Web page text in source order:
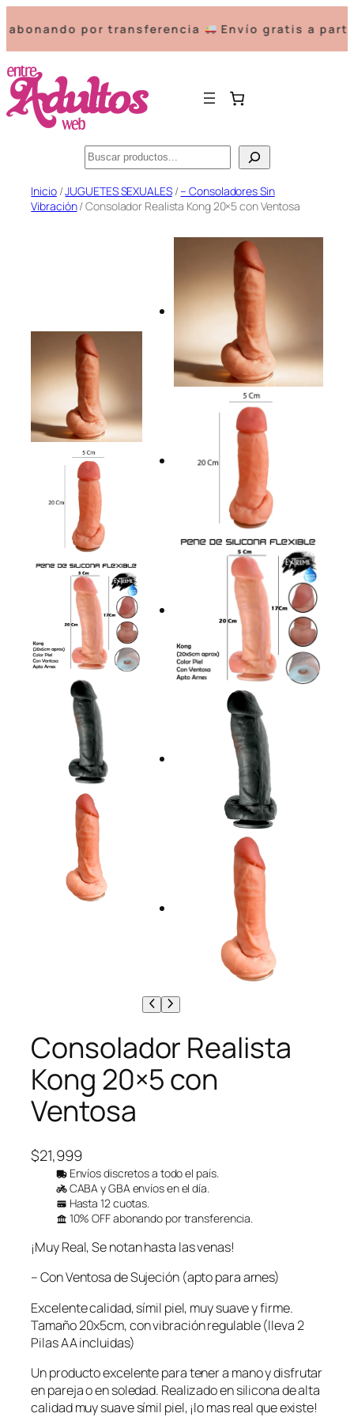
por transferencia Envío gratis a partir de
Buscar
SaltarInicio/JUGUETES SEXUALES/– Consoladores Sin
Vibración/ Consolador Realista Kong 20×5 con Ventosa
Consolador Realista
Kong 20×5 con
Ventosa
$21,999
Envíos discretos a todo el país.
CABA y GBA envíos en el día.
Hasta 12 cuotas.
10% OFF abonando por transferencia.
¡Muy Real, Se notan hasta las venas!
– Con Ventosa de Sujeción (apto para arnes)
Excelente calidad, símil piel, muy suave y firme.
Tamaño 20x5cm, con vibración regulable (lleva 2
Pilas AA incluidas)
Un producto excelente para tener a mano y disfrutar
en pareja o en soledad. Realizado en silicona de alta
calidad muy suave símil piel, ¡lo mas real que existe!